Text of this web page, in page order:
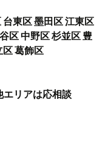
東区 墨田区 江東区
区 中野区 杉並区 豊
区 葛飾区
エリアは応相談